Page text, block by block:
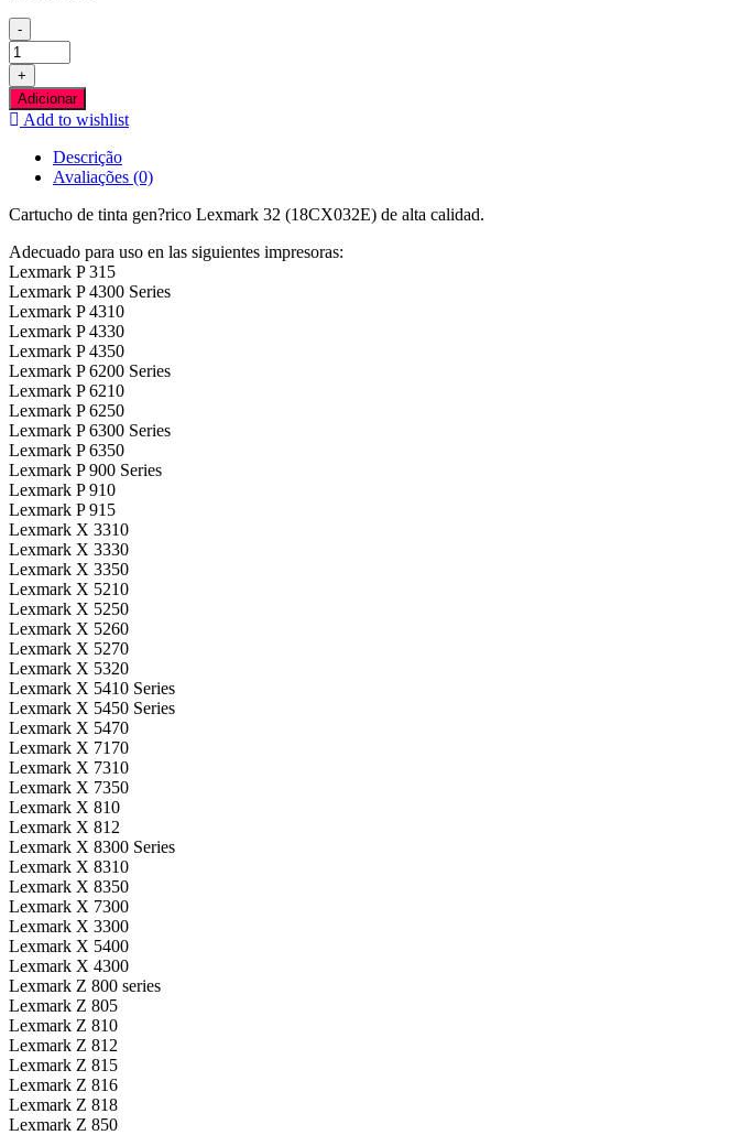
-
Quantidade
de
Lexmark
32
Preto
Tinteiro
Compativel
+
Adicionar
Add to wishlist
Descrição
Avaliações (0)
Cartucho de tinta gen?rico Lexmark 32 (18CX032E) de alta calidad.
Adecuado para uso en las siguientes impresoras:
Lexmark P 315
Lexmark P 4300 Series
Lexmark P 4310
Lexmark P 4330
Lexmark P 4350
Lexmark P 6200 Series
Lexmark P 6210
Lexmark P 6250
Lexmark P 6300 Series
Lexmark P 6350
Lexmark P 900 Series
Lexmark P 910
Lexmark P 915
Lexmark X 3310
Lexmark X 3330
Lexmark X 3350
Lexmark X 5210
Lexmark X 5250
Lexmark X 5260
Lexmark X 5270
Lexmark X 5320
Lexmark X 5410 Series
Lexmark X 5450 Series
Lexmark X 5470
Lexmark X 7170
Lexmark X 7310
Lexmark X 7350
Lexmark X 810
Lexmark X 812
Lexmark X 8300 Series
Lexmark X 8310
Lexmark X 8350
Lexmark X 7300
Lexmark X 3300
Lexmark X 5400
Lexmark X 4300
Lexmark Z 800 series
Lexmark Z 805
Lexmark Z 810
Lexmark Z 812
Lexmark Z 815
Lexmark Z 816
Lexmark Z 818
Lexmark Z 850